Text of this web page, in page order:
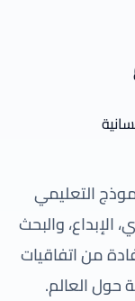
التعليمي
الإبداع، والبحث
من اتفاقيات
حول العالم.